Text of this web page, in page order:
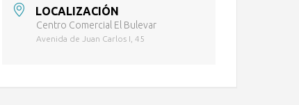
LOCALIZACIÓN
Centro Comercial El Bulevar
Avenida de Juan Carlos I, 45